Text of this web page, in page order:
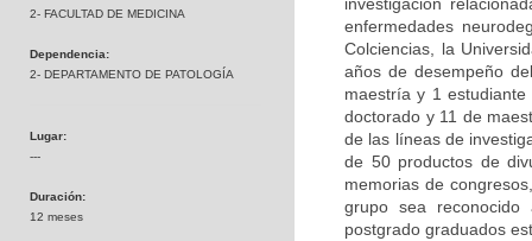
2- FACULTAD DE MEDICINA
Dependencia:
2- DEPARTAMENTO DE PATOLOGÍA
Lugar:
---
Duración:
12 meses
enfermedades
Colciencias, la
años de desempeño
maestría y 1
doctorado y 11 de
de las líneas de
de 50 productos de
memorias de
grupo sea
postgrado graduados